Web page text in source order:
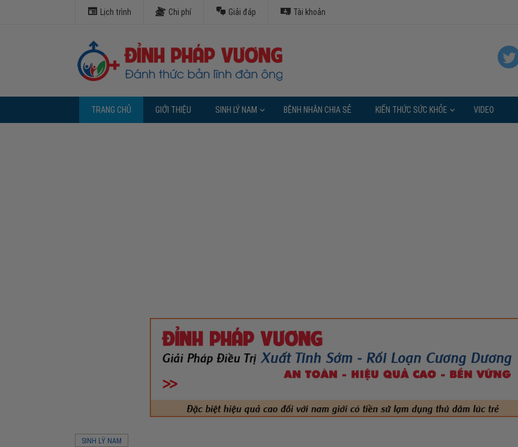
Lịch trình Chi phí Giải đáp Tài khoản
TRANG CHỦ GIỚI THIỆU SINH LÝ NAM BỆNH NHÂN CHIA SẺ KIẾN THỨC SỨC KHỎE VIDEO
SINH LÝ NAM